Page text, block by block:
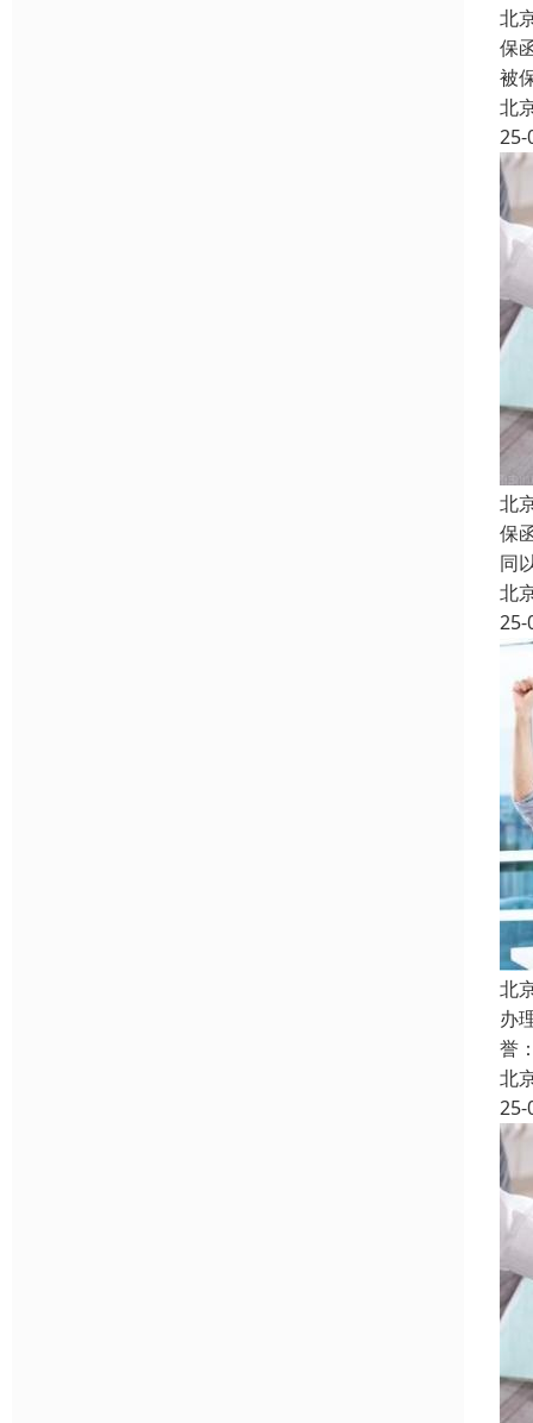
北
保
被
北
25-
北
保
同
北
25-
北
办
誉
北
25-